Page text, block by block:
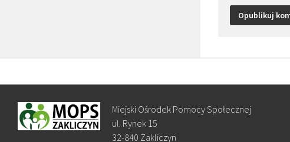
Miejski Ośrodek Pomocy Społecznej
ul. Rynek 15
32-840 Zakliczyn